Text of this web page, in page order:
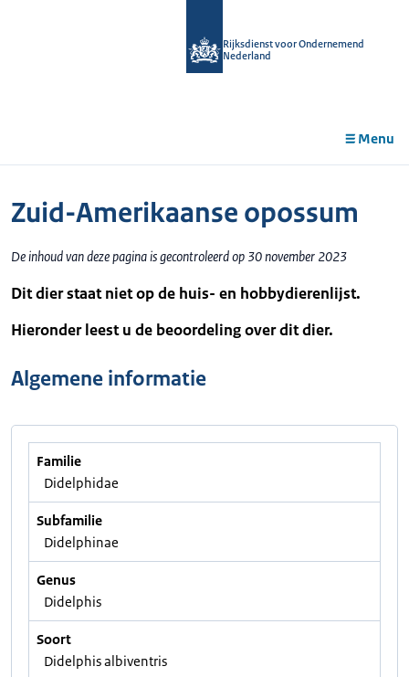
Rijksdienst voor Ondernemend
Nederland
Menu
Zuid-Amerikaanse opossum
De inhoud van deze pagina is gecontroleerd op 30 november 2023
Dit dier staat niet op de huis- en hobbydierenlijst.
Hieronder leest u de beoordeling over dit dier.
Algemene informatie
Familie
Didelphidae
Subfamilie
Didelphinae
Genus
Didelphis
Soort
Didelphis albiventris